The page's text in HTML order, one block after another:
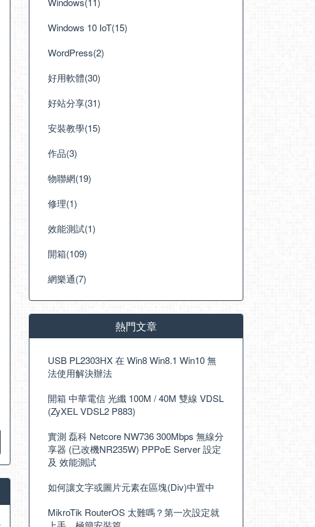
Windows 10 IoT(15)
WordPress(2)
好用軟體(30)
好站分享(31)
安裝教學(15)
作品(3)
物聯網(19)
修理(1)
效能測試(1)
開箱(109)
網樂通(7)
熱門文章
USB PL2303HX 在 Win8 Win8.1 Win10 無
法使用解決辦法
開箱 中華電信 光纖 100M / 40M 雙線 VDSL
(ZyXEL VDSL2 P883)
實測 磊科 Netcore NW736 300Mbps 無線分
享器 (已改機NR235W) PPPoE Server 設定
及 效能測試
如何讓文字或圖片元素在區塊(Div)中置中
MikroTik RouterOS 太難嗎？第一次設定就